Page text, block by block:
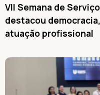
VII Semana de
destacou
atuação profissional